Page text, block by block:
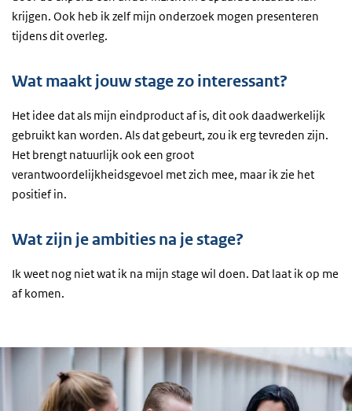
krijgen. Ook heb ik zelf mijn onderzoek mogen presenteren
tijdens dit overleg.
Wat maakt jouw stage zo interessant?
Het idee dat als mijn eindproduct af is, dit ook daadwerkelijk
gebruikt kan worden. Als dat gebeurt, zou ik erg tevreden zijn.
Het brengt natuurlijk ook een groot
verantwoordelijkheidsgevoel met zich mee, maar ik zie het
positief in.
Wat zijn je ambities na je stage?
Ik weet nog niet wat ik na mijn stage wil doen. Dat laat ik op me
af komen.